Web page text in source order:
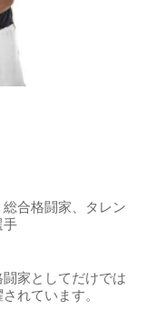
合格闘家、タレン
手
家としてだけでは
れています。